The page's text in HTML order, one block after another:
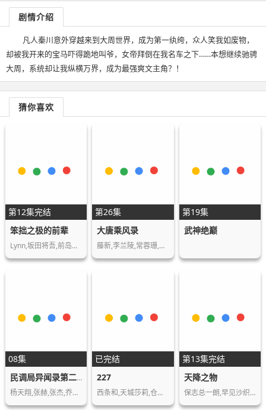
剧情介绍
凡人秦川意外穿越来到大周世界，成为第一纨绔，众人笑我如废物，
却被我开来的宝马吓得跪地叫爷，女帝拜倒在我名车之下……本想继续驰骋
大周，系统却让我纵横万界，成为最强爽文主角？！
猜你喜欢
第12集完结
笨拙之极的前辈
Lynn,坂田将吾,前岛亚美,斋贺光希
第26集
大唐乘风录
藤新,李兰陵,常蓉珊,林帽帽,叶知秋
第19集
武神绝巅
08集
民调局异闻录第二季
杨天翔,张赫,张杰,乔诗语,苏尚卿
已完结
227
西条和,天城莎莉,仓冈水巴,帆风千春,海乃琉…
第13集完结
天降之物
保志总一朗,早见沙织,野水伊织,美名,铃木达…